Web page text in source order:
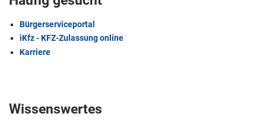
Bürgerserviceportal
iKfz - KFZ-Zulassung online
Karriere
Wissenswertes